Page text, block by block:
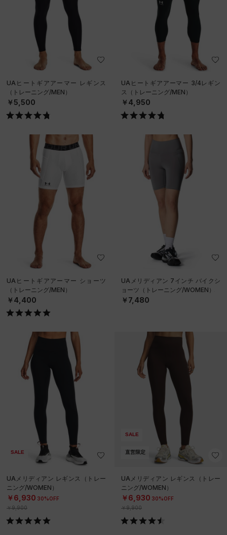
UAヒートギアアーマー レギンス
（トレーニング/MEN）
￥5,500
UAヒートギアアーマー 3/4レギン
ス（トレーニング/MEN）
￥4,950
UAヒートギアアーマー ショーツ
（トレーニング/MEN）
￥4,400
UAメリディアン 7インチ バイクシ
ョーツ（トレーニング/WOMEN）
￥7,480
SALE
UAメリディアン レギンス（トレー
ニング/WOMEN）
￥6,930 30%OFF
￥9,900
SALE
直営限定
UAメリディアン レギンス（トレー
ニング/WOMEN）
￥6,930 30%OFF
￥9,900